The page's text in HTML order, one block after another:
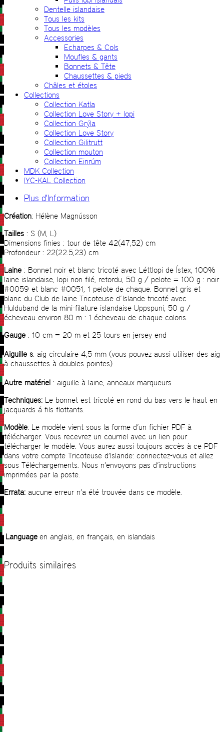
Dentelle islandaise
Tous les kits
Tous les modèles
Accessories
Echarpes & Cols
Moufles & gants
Bonnets & Tête
Chaussettes & pieds
Châles et étoles
Collections
Collection Katla
Collection Love Story + lopi
Collection Grýla
Collection Love Story
Collection Gilitrutt
Collection mouton
Collection Einrúm
MDK Collection
IYC-KAL Collection
Plus d'Information
Création: Hélène Magnússon
Tailles : S (M, L)
Dimensions finies : tour de tête 42(47,52) cm
Profondeur : 22(22.5,23) cm
Laine : Bonnet noir et blanc tricoté avec Léttlopi de Ístex, 100%
laine islandaise, lopi non filé, retordu, 50 g / pelote = 100 g : noir
#0059 et blanc #0051, 1 pelote de chaque. Bonnet gris et
blanc du Club de laine Tricoteuse d´Islande tricoté avec
Hulduband de la mini-filature islandaise Uppspuni, 50 g /
écheveau environ 80 m : 1 écheveau de chaque coloris.
Gauge : 10 cm = 20 m et 25 tours en jersey end
Aiguille s: aig circulaire 4,5 mm (vous pouvez aussi utiliser des aig
à chaussettes à doubles pointes)
Autre matériel : aiguille à laine, anneaux marqueurs
Techniques: Le bonnet est tricoté en rond du bas vers le haut en
jacquards á fils flottants.
Modèle: Le modèle vient sous la forme d’un fichier PDF à
télécharger. Vous recevrez un courriel avec un lien pour
télécharger le modèle. Vous aurez aussi toujours accès à ce PDF
dans votre compte Tricoteuse d’Islande: connectez-vous et allez
sous Téléchargements. Nous n’envoyons pas d’instructions
imprimées par la poste.
Errata: aucune erreur n’a été trouvée dans ce modèle.
Language en anglais, en français, en islandais
Produits similaires